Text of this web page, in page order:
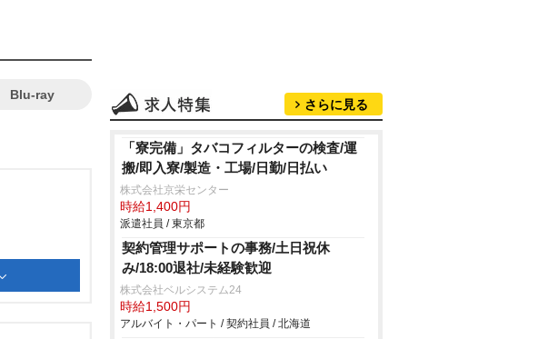
Blu-ray
さらに見る
「寮完備」タバコフィルターの検査/運
搬/即入寮/製造・工場/日勤/日払い
株式会社京栄センター
時給1,400円
派遣社員 / 東京都
契約管理サポートの事務/土日祝休
み/18:00退社/未経験歓迎
株式会社ベルシステム24
時給1,500円
アルバイト・パート / 契約社員 / 北海道